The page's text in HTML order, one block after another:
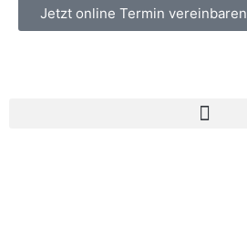
Jetzt online Termin vereinbaren